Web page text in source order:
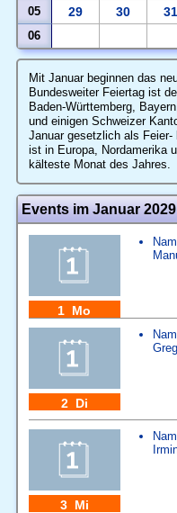
05 29 30 31
06
Mit Januar beginnen das
Bundesweiter Feiertag ist
Baden-Württemberg,
und einigen Schweizer
Januar gesetzlich als Feier-
ist in Europa, Nordamerika
kälteste Monat des Jahres.
Events im Januar 2029
1 Mo
2 Di
3 Mi